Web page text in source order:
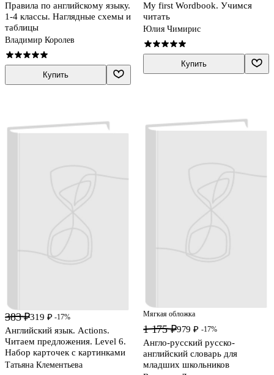
Правила по английскому языку.
1-4 классы. Наглядные схемы и
таблицы
Владимир Королев
Купить
My first Wordbook. Учимся
читать
Юлия Чимирис
Купить
383 ₽319 ₽ -17%
Английский язык. Actions.
Читаем предложения. Level 6.
Набор карточек с картинками
Татьяна Клементьева
Мягкая обложка
1 175 ₽979 ₽ -17%
Англо-русский русско-
английский словарь для
младших школьников